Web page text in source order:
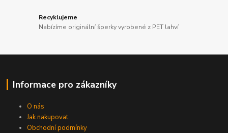
Recyklujeme
Nabízíme originální šperky vyrobené z PET lahví
Informace pro zákazníky
O nás
Jak nakupovat
Obchodní podmínky